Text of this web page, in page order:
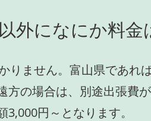
外になにか料
りません。富山県であれ
方の場合は、別途出張費が
3,000円～となります。